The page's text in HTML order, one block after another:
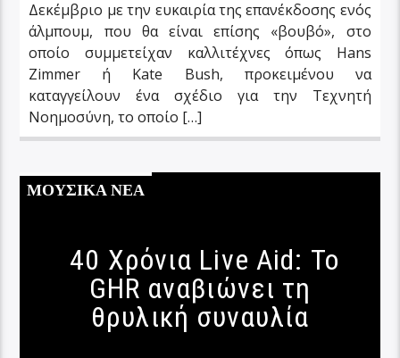
Δεκέμβριο με την ευκαιρία της επανέκδοσης ενός
άλμπουμ, που θα είναι επίσης «βουβό», στο
οποίο συμμετείχαν καλλιτέχνες όπως Hans
Zimmer ή Kate Bush, προκειμένου να
καταγγείλουν ένα σχέδιο για την Τεχνητή
Νοημοσύνη, το οποίο […]
ΜΟΥΣΙΚΑ ΝΕΑ
40 Χρόνια Live Aid: Το
GHR αναβιώνει τη
θρυλική συναυλία